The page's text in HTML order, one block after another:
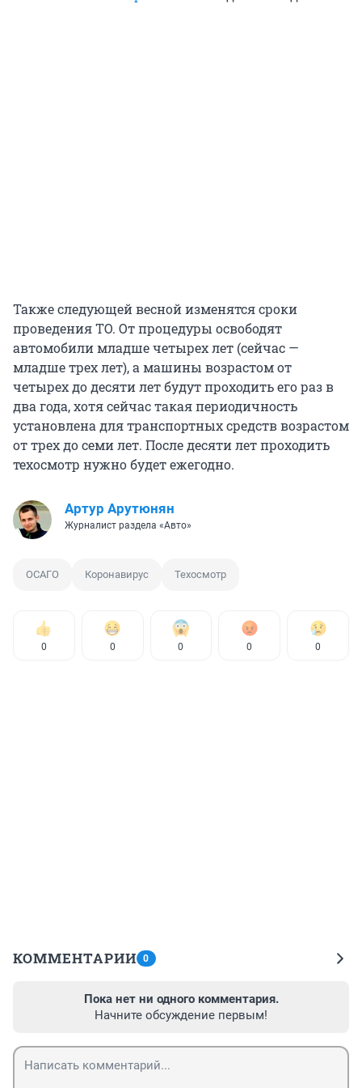
Также следующей весной изменятся сроки
проведения ТО. От процедуры освободят
автомобили младше четырех лет (сейчас —
младше трех лет), а машины возрастом от
четырех до десяти лет будут проходить его раз в
два года, хотя сейчас такая периодичность
установлена для транспортных средств возрастом
от трех до семи лет. После десяти лет проходить
техосмотр нужно будет ежегодно.
Артур Арутюнян
Журналист раздела «Авто»
ОСАГО Коронавирус Техосмотр
0 0 0 0 0
КОММЕНТАРИИ 0
Пока нет ни одного комментария.
Начните обсуждение первым!